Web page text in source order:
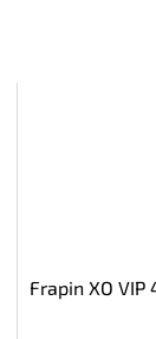
Frapin XO VIP